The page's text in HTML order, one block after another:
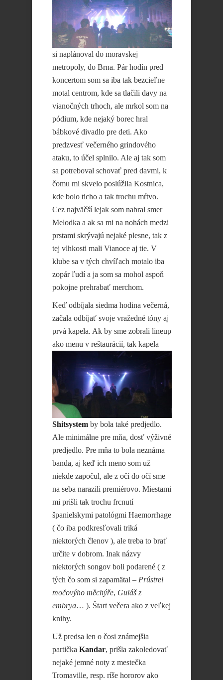
si naplánoval do moravskej
metropoly, do Brna. Pár hodín pred
koncertom som sa iba tak bezcieľne
motal centrom, kde sa tlačili davy na
vianočných trhoch, ale mrkol som na
pódium, kde nejaký borec hral
bábkové divadlo pre deti. Ako
predzvesť večerného grindového
ataku, to účel splnilo. Ale aj tak som
sa potreboval schovať pred davmi, k
čomu mi skvelo poslúžila Kostnica,
kde bolo ticho a tak trochu mŕtvo.
Cez najväčší lejak som nabral smer
Melodka a ak sa mi na nohách medzi
prstami skrývajú nejaké plesne, tak z
tej vlhkosti mali Vianoce aj tie. V
klube sa v tých chvíľach motalo iba
zopár ľudí a ja som sa mohol aspoň
pokojne prehrabať merchom.
Keď odbíjala siedma hodina večerná,
začala odbíjať svoje vražedné tóny aj
prvá kapela. Ak by sme zobrali lineup
ako menu v reštaurácií, tak kapela
Shitsystem by bola také predjedlo.
Ale minimálne pre mňa, dosť výživné
predjedlo. Pre mňa to bola neznáma
banda, aj keď ich meno som už
niekde započul, ale z očí do očí sme
na seba narazili premiérovo. Miestami
mi prišli tak trochu frcnutí
španielskymi patológmi Haemorrhage
( čo iba podkresľovali triká
niektorých členov ), ale treba to brať
určite v dobrom. Inak názvy
niektorých songov boli podarené ( z
tých čo som si zapamätal – Prústrel
močovýho měchýře, Guláš z
embrya… ). Štart večera ako z veľkej
knihy.
Už predsa len o čosi známejšia
partička Kandar, prišla zakoledovať
nejaké jemné noty z mestečka
Tromaville, resp. ríše hororov ako